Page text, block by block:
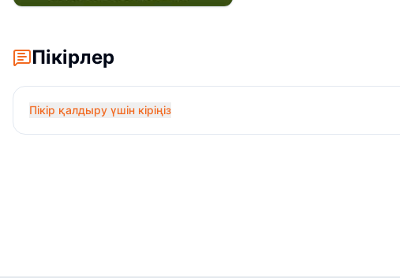
Пікірлер
Пікір қалдыру үшін кіріңіз